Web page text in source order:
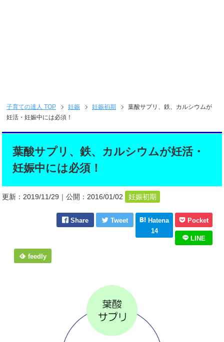
子育ての達人 TOP 妊娠 妊娠初期
葉酸サプリ、鉄、カルシウムが
妊活・妊娠中には必須！
葉酸サプリ、鉄、カルシウムが妊活・
妊娠中には必須！
更新：2019/11/29 ｜公開：2016/01/02 妊娠初期
Share Tweet
Hatena
14
Pocket
LINE
feedly